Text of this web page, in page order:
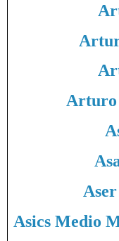
Arturo
Asics Medio